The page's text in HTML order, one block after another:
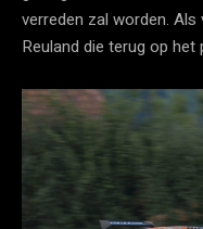
verreden zal worden.
Reuland die terug op